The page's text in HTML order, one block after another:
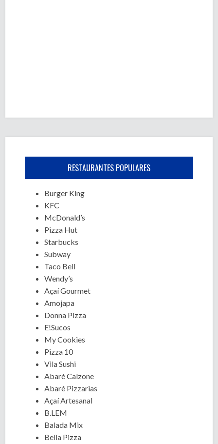
RESTAURANTES POPULARES
Burger King
KFC
McDonald’s
Pizza Hut
Starbucks
Subway
Taco Bell
Wendy’s
Açaí Gourmet
Amojapa
Donna Pizza
E!Sucos
My Cookies
Pizza 10
Vila Sushi
Abaré Calzone
Abaré Pizzarias
Açaí Artesanal
B.LEM
Balada Mix
Bella Pizza